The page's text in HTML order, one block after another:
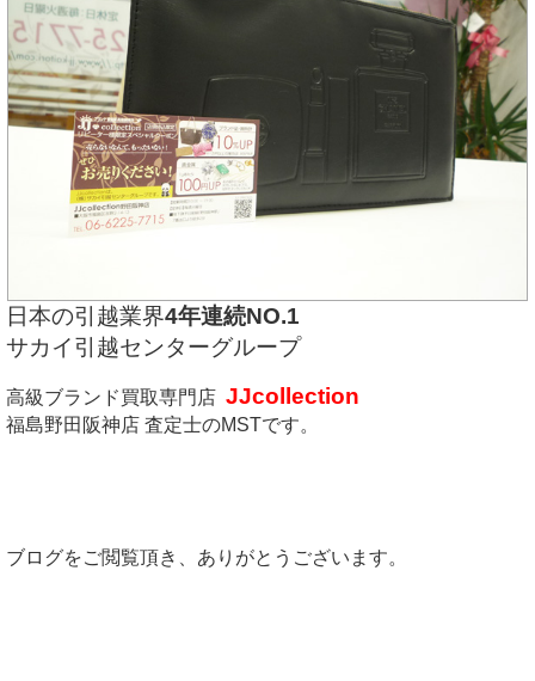
日本の引越業界4年連続NO.1
サカイ引越センターグループ
高級ブランド買取専門店 JJcollection
福島野田阪神店 査定士のMSTです。
ブログをご閲覧頂き、ありがとうございます。